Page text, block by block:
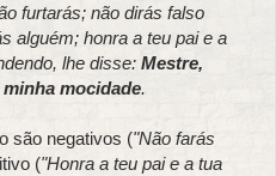
furtarás; não dirás falso
alguém; honra a teu pai e a
lhe disse: Mestre,
mocidade.
são negativos ("Não farás
("Honra a teu pai e a tua